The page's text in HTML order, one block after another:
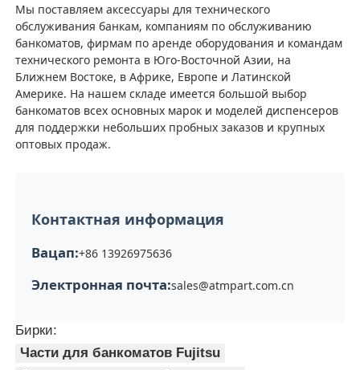
Переработчик монет
Мы поставляем аксессуары для технического
обслуживания банкам, компаниям по обслуживанию
банкоматов, фирмам по аренде оборудования и командам
технического ремонта в Юго-Восточной Азии, на
Ближнем Востоке, в Африке, Европе и Латинской
Америке. На нашем складе имеется большой выбор
банкоматов всех основных марок и моделей диспенсеров
для поддержки небольших пробных заказов и крупных
оптовых продаж.
Контактная информация
Вацап:+86 13926975636
Электронная почта:sales@atmpart.com.cn
Бирки:
Части для банкоматов Fujitsu